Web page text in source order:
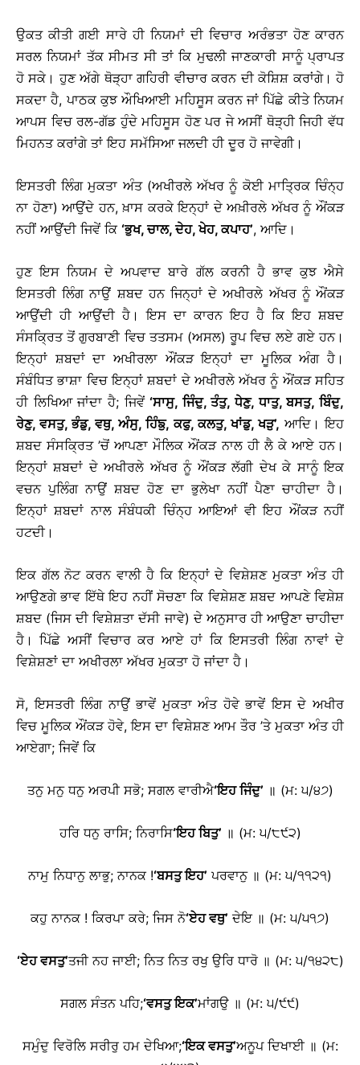
ਉਕਤ ਕੀਤੀ ਗਈ ਸਾਰੇ ਹੀ ਨਿਯਮਾਂ ਦੀ ਵਿਚਾਰ ਅਰੰਭਤਾ ਹੋਣ ਕਾਰਨ
ਸਰਲ ਨਿਯਮਾਂ ਤੱਕ ਸੀਮਤ ਸੀ ਤਾਂ ਕਿ ਮੁਢਲੀ ਜਾਣਕਾਰੀ ਸਾਨੂੰ ਪ੍ਰਾਪਤ
ਹੋ ਸਕੇ। ਹੁਣ ਅੱਗੇ ਥੋੜ੍ਹਾ ਗਹਿਰੀ ਵੀਚਾਰ ਕਰਨ ਦੀ ਕੋਸ਼ਿਸ਼ ਕਰਾਂਗੇ। ਹੋ
ਸਕਦਾ ਹੈ, ਪਾਠਕ ਕੁਝ ਔਖਿਆਈ ਮਹਿਸੂਸ ਕਰਨ ਜਾਂ ਪਿੱਛੇ ਕੀਤੇ ਨਿਯਮ
ਆਪਸ ਵਿਚ ਰਲ-ਗੱਡ ਹੁੰਦੇ ਮਹਿਸੂਸ ਹੋਣ ਪਰ ਜੇ ਅਸੀਂ ਥੋੜ੍ਹੀ ਜਿਹੀ ਵੱਧ
ਮਿਹਨਤ ਕਰਾਂਗੇ ਤਾਂ ਇਹ ਸਮੱਸਿਆ ਜਲਦੀ ਹੀ ਦੂਰ ਹੋ ਜਾਵੇਗੀ।
ਇਸਤਰੀ ਲਿੰਗ ਮੁਕਤਾ ਅੰਤ (ਅਖੀਰਲੇ ਅੱਖਰ ਨੂੰ ਕੋਈ ਮਾਤ੍ਰਿਕ ਚਿੰਨ੍ਹ
ਨਾ ਹੋਣਾ) ਆਉਂਦੇ ਹਨ, ਖ਼ਾਸ ਕਰਕੇ ਇਨ੍ਹਾਂ ਦੇ ਅਖ਼ੀਰਲੇ ਅੱਖਰ ਨੂੰ ਔਂਕੜ
ਨਹੀਂ ਆਉਂਦੀ ਜਿਵੇਂ ਕਿ ‘ਭੁਖ, ਚਾਲ, ਦੇਹ, ਖੇਹ, ਕਪਾਹ’, ਆਦਿ।
ਹੁਣ ਇਸ ਨਿਯਮ ਦੇ ਅਪਵਾਦ ਬਾਰੇ ਗੱਲ ਕਰਨੀ ਹੈ ਭਾਵ ਕੁਝ ਐਸੇ
ਇਸਤਰੀ ਲਿੰਗ ਨਾਉਂ ਸ਼ਬਦ ਹਨ ਜਿਨ੍ਹਾਂ ਦੇ ਅਖੀਰਲੇ ਅੱਖਰ ਨੂੰ ਔਂਕੜ
ਆਉਂਦੀ ਹੀ ਆਉਂਦੀ ਹੈ। ਇਸ ਦਾ ਕਾਰਨ ਇਹ ਹੈ ਕਿ ਇਹ ਸ਼ਬਦ
ਸੰਸਕ੍ਰਿਤ ਤੋਂ ਗੁਰਬਾਣੀ ਵਿਚ ਤਤਸਮ (ਅਸਲ) ਰੂਪ ਵਿਚ ਲਏ ਗਏ ਹਨ।
ਇਨ੍ਹਾਂ ਸ਼ਬਦਾਂ ਦਾ ਅਖੀਰਲਾ ਔਂਕੜ ਇਨ੍ਹਾਂ ਦਾ ਮੂਲਿਕ ਅੰਗ ਹੈ।
ਸੰਬੰਧਿਤ ਭਾਸ਼ਾ ਵਿਚ ਇਨ੍ਹਾਂ ਸ਼ਬਦਾਂ ਦੇ ਅਖੀਰਲੇ ਅੱਖਰ ਨੂੰ ਔਂਕੜ ਸਹਿਤ
ਹੀ ਲਿਖਿਆ ਜਾਂਦਾ ਹੈ; ਜਿਵੇਂ‘ਸਾਸੁ, ਜਿੰਦੁ, ਤੰਤੁ, ਧੇਣੁ, ਧਾਤੁ, ਬਸਤੁ, ਬਿੰਦੁ,
ਰੇਣੁ, ਵਸਤੁ, ਭੰਡੁ, ਵਥੁ, ਅੰਸੁ, ਹਿੰਙੁ, ਕਫੁ, ਕਲਤੁ, ਖਾਂਡੁ, ਖੜੁ’, ਆਦਿ। ਇਹ
ਸ਼ਬਦ ਸੰਸਕ੍ਰਿਤ ’ਚੋਂ ਆਪਣਾ ਮੌਲਿਕ ਔਂਕੜ ਨਾਲ ਹੀ ਲੈ ਕੇ ਆਏ ਹਨ।
ਇਨ੍ਹਾਂ ਸ਼ਬਦਾਂ ਦੇ ਅਖੀਰਲੇ ਅੱਖਰ ਨੂੰ ਔਂਕੜ ਲੱਗੀ ਦੇਖ ਕੇ ਸਾਨੂੰ ਇਕ
ਵਚਨ ਪੁਲਿੰਗ ਨਾਉਂ ਸ਼ਬਦ ਹੋਣ ਦਾ ਭੁਲੇਖਾ ਨਹੀਂ ਪੈਣਾ ਚਾਹੀਦਾ ਹੈ।
ਇਨ੍ਹਾਂ ਸ਼ਬਦਾਂ ਨਾਲ ਸੰਬੰਧਕੀ ਚਿੰਨ੍ਹ ਆਇਆਂ ਵੀ ਇਹ ਔਂਕੜ ਨਹੀਂ
ਹਟਦੀ।
ਇਕ ਗੱਲ ਨੋਟ ਕਰਨ ਵਾਲੀ ਹੈ ਕਿ ਇਨ੍ਹਾਂ ਦੇ ਵਿਸ਼ੇਸ਼ਣ ਮੁਕਤਾ ਅੰਤ ਹੀ
ਆਉਣਗੇ ਭਾਵ ਇੱਥੇ ਇਹ ਨਹੀਂ ਸੋਚਣਾ ਕਿ ਵਿਸ਼ੇਸ਼ਣ ਸ਼ਬਦ ਆਪਣੇ ਵਿਸ਼ੇਸ਼
ਸ਼ਬਦ (ਜਿਸ ਦੀ ਵਿਸ਼ੇਸ਼ਤਾ ਦੱਸੀ ਜਾਵੇ) ਦੇ ਅਨੁਸਾਰ ਹੀ ਆਉਣਾ ਚਾਹੀਦਾ
ਹੈ। ਪਿੱਛੇ ਅਸੀਂ ਵਿਚਾਰ ਕਰ ਆਏ ਹਾਂ ਕਿ ਇਸਤਰੀ ਲਿੰਗ ਨਾਵਾਂ ਦੇ
ਵਿਸ਼ੇਸ਼ਣਾਂ ਦਾ ਅਖੀਰਲਾ ਅੱਖਰ ਮੁਕਤਾ ਹੋ ਜਾਂਦਾ ਹੈ।
ਸੋ, ਇਸਤਰੀ ਲਿੰਗ ਨਾਉਂ ਭਾਵੇਂ ਮੁਕਤਾ ਅੰਤ ਹੋਵੇ ਭਾਵੇਂ ਇਸ ਦੇ ਅਖੀਰ
ਵਿਚ ਮੂਲਿਕ ਔਂਕੜ ਹੋਵੇ, ਇਸ ਦਾ ਵਿਸ਼ੇਸ਼ਣ ਆਮ ਤੌਰ ’ਤੇ ਮੁਕਤਾ ਅੰਤ ਹੀ
ਆਏਗਾ; ਜਿਵੇਂ ਕਿ
ਤਨੁ ਮਨੁ ਧਨੁ ਅਰਪੀ ਸਭੋ; ਸਗਲ ਵਾਰੀਐ‘ਇਹ ਜਿੰਦੁ’ ॥ (ਮ: ੫/੪੭)
ਹਰਿ ਧਨੁ ਰਾਸਿ; ਨਿਰਾਸਿ‘ਇਹ ਬਿਤੁ’ ॥ (ਮ: ੫/੮੯੨)
ਨਾਮੁ ਨਿਧਾਨੁ ਲਾਭੁ; ਨਾਨਕ !‘ਬਸਤੁ ਇਹ’ ਪਰਵਾਨੁ ॥ (ਮ: ੫/੧੧੨੧)
ਕਹੁ ਨਾਨਕ ! ਕਿਰਪਾ ਕਰੇ; ਜਿਸ ਨੋ‘ਏਹ ਵਥੁ’ ਦੇਇ ॥ (ਮ: ੫/੫੧੭)
‘ਏਹ ਵਸਤੁ’ਤਜੀ ਨਹ ਜਾਈ; ਨਿਤ ਨਿਤ ਰਖੁ ਉਰਿ ਧਾਰੋ ॥ (ਮ: ੫/੧੪੨੮)
ਸਗਲ ਸੰਤਨ ਪਹਿ;‘ਵਸਤੁ ਇਕ’ਮਾਂਗਉ ॥ (ਮ: ੫/੯੯)
ਸਮੁੰਦੁ ਵਿਰੋਲਿ ਸਰੀਰੁ ਹਮ ਦੇਖਿਆ;‘ਇਕ ਵਸਤੁ’ਅਨੂਪ ਦਿਖਾਈ ॥ (ਮ: